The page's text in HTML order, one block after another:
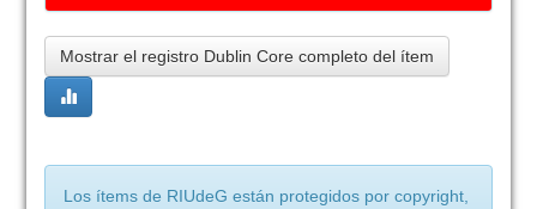
Mostrar el registro Dublin Core completo del ítem
Los ítems de RIUdeG están protegidos por copyright,